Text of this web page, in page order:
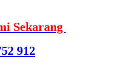
Sekarang
912